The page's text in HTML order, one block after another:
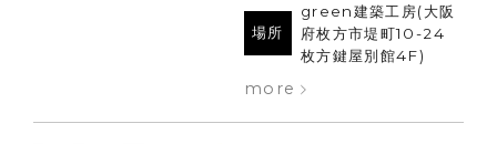
場所
green建築工房(大阪
府枚方市堤町10-24
枚方鍵屋別館4F)
more